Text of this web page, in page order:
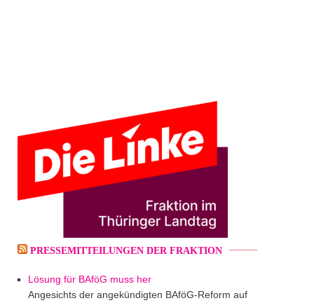
PRESSEMITTEILUNGEN DER FRAKTION
Lösung für BAföG muss her
Angesichts der angekündigten BAföG-Reform auf